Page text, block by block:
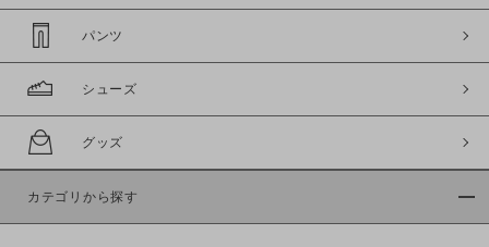
パンツ
シューズ
グッズ
カテゴリから探す